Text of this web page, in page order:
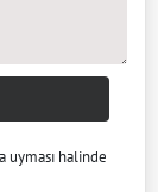
uyması halinde